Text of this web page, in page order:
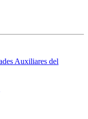
Auxiliares del